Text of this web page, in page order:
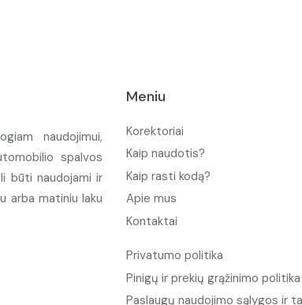
naudojimui,
spalvos
būti naudojami ir
arba matiniu laku
Meniu
Korektoriai
Kaip naudotis?
Kaip rasti kodą?
Apie mus
Kontaktai
Privatumo politika
Pinigų ir prekių grąžinimo politika
Paslaugų naudojimo sąlygos ir